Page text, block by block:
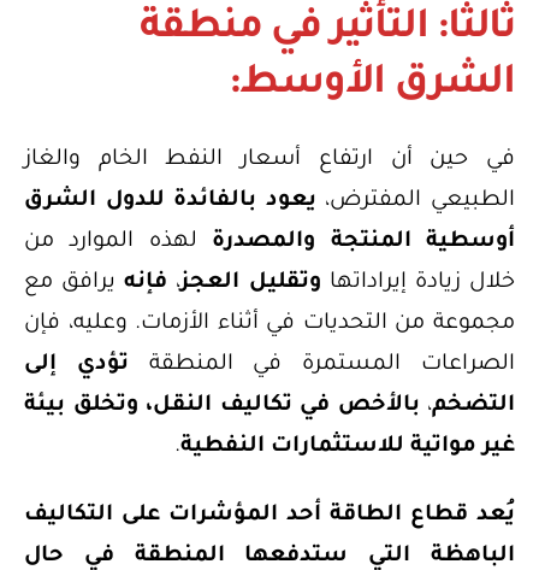
ثالثًا: التأثير في منطقة
الشرق الأوسط:
في حين أن ارتفاع أسعار النفط الخام والغاز
الطبيعي المفترض،يعود بالفائدة للدول الشرق
أوسطية المنتجة والمصدرةلهذه الموارد من
خلال زيادة إيراداتهاوتقليل العجز،فإنهيرافق مع
مجموعة من التحديات في أثناء الأزمات. وعليه، فإن
الصراعات المستمرة في المنطقة
تؤدي إلى
التضخم،بالأخص في تكاليف النقل، وتخلق بيئة
غير مواتية للاستثمارات النفطية.
يُعد قطاع الطاقة أحد المؤشرات على التكاليف
الباهظة التي ستدفعها المنطقة في حال